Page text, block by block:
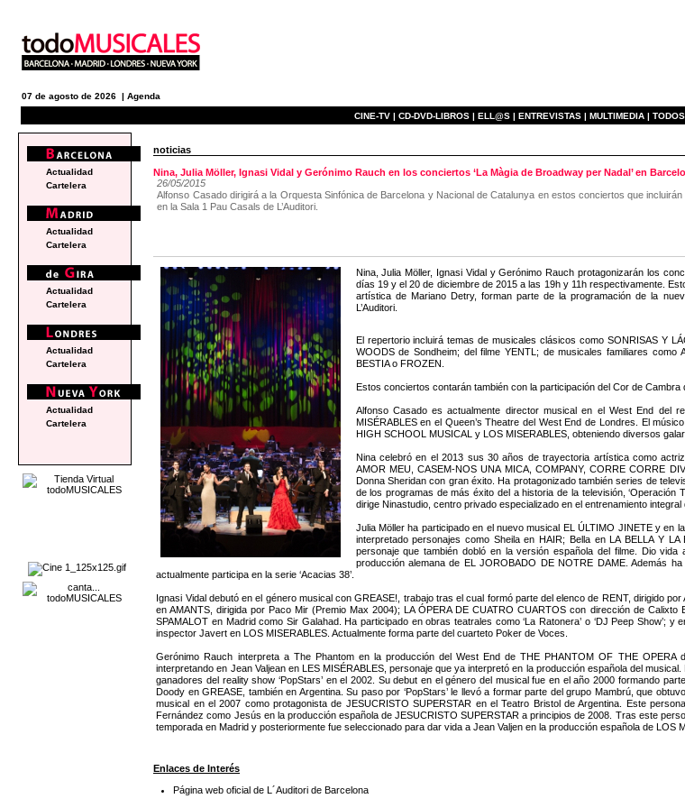
07 de agosto de 2026 | Agenda
CINE-TV | CD-DVD-LIBROS | ELL@S | ENTREVISTAS | MULTIMEDIA |
noticias
Nina, Julia Möller, Ignasi Vidal y Gerónimo Rauch en los conciertos ‘La Màgia de Broadway per Nadal’ en
26/05/2015
Alfonso Casado dirigirá a la Orquesta Sinfónica de Barcelona y Nacional de Catalunya en estos conciertos que
en la Sala 1 Pau Casals de L’Auditori.
Nina, Julia Möller, Ignasi Vidal y Gerónimo Rauch protagonizarán los
días 19 y el 20 de diciembre de 2015 a las 19h y 11h respectivamente.
artística de Mariano Detry, forman parte de la programación de la
L’Auditori.
El repertorio incluirá temas de musicales clásicos como SONRISAS Y
WOODS de Sondheim; del filme YENTL; de musicales familiares
BESTIA o FROZEN.
Estos conciertos contarán también con la participación del Cor de Cambra
Alfonso Casado es actualmente director musical en el West End del
MISÉRABLES en el Queen’s Theatre del West End de Londres. El
HIGH SCHOOL MUSICAL y LOS MISERABLES, obteniendo diversos
Nina celebró en el 2013 sus 30 años de trayectoria artística como
AMOR MEU, CASEM-NOS UNA MICA, COMPANY, CORRE CORRE
Donna Sheridan con gran éxito. Ha protagonizado también series de
de los programas de más éxito del a historia de la televisión, ‘Operación
dirige Ninastudio, centro privado especializado en el entrenamiento
Julia Möller ha participado en el nuevo musical EL ÚLTIMO JINETE y en
interpretado personajes como Sheila en HAIR; Bella en LA BELLA Y
personaje que también dobló en la versión española del filme. Dio
producción alemana de EL JOROBADO DE NOTRE DAME. Además
actualmente participa en la serie ‘Acacias 38’.
Ignasi Vidal debutó en el género musical con GREASE!, trabajo tras el cual formó parte del elenco de RENT, dirigido
en AMANTS, dirigida por Paco Mir (Premio Max 2004); LA ÓPERA DE CUATRO CUARTOS con dirección de
SPAMALOT en Madrid como Sir Galahad. Ha participado en obras teatrales como ‘La Ratonera’ o ‘DJ Peep Show’;
inspector Javert en LOS MISERABLES. Actualmente forma parte del cuarteto Poker de Voces.
Gerónimo Rauch interpreta a The Phantom en la producción del West End de THE PHANTOM OF THE
interpretando en Jean Valjean en LES MISÉRABLES, personaje que ya interpretó en la producción española del
ganadores del reality show ‘PopStars’ en el 2002. Su debut en el género del musical fue en el año 2000 formando
Doody en GREASE, también en Argentina. Su paso por ‘PopStars’ le llevó a formar parte del grupo Mambrú, que
musical en el 2007 como protagonista de JESUCRISTO SUPERSTAR en el Teatro Bristol de Argentina. Este
Fernández como Jesús en la producción española de JESUCRISTO SUPERSTAR a principios de 2008. Tras este
temporada en Madrid y posteriormente fue seleccionado para dar vida a Jean Valjen en la producción española de LOS
Enlaces de Interés
Página web oficial de L´Auditori de Barcelona
Actualidad
Cartelera
Actualidad
Cartelera
Actualidad
Cartelera
Actualidad
Cartelera
Actualidad
Cartelera